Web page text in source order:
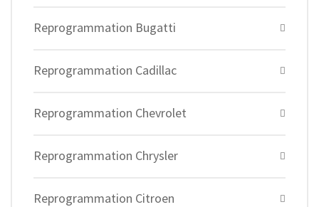
Reprogrammation Bugatti
Reprogrammation Cadillac
Reprogrammation Chevrolet
Reprogrammation Chrysler
Reprogrammation Citroen